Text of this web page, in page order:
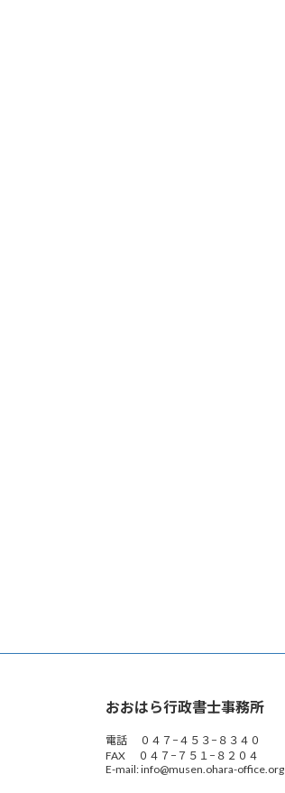
おおはら行政書士事務所
電話 ０４７−４５３−８３４０
FAX ０４７−７５１−８２０４
E-mail: info@musen.ohara-office.org